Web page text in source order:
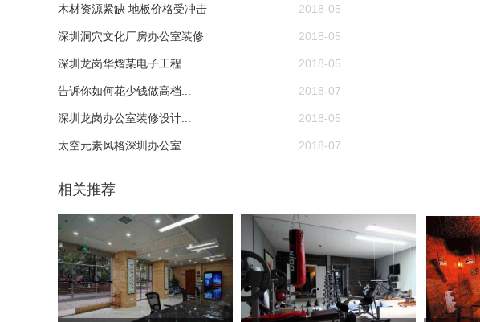
木材资源紧缺 地板价格受冲击 2018-05
深圳洞穴文化厂房办公室装修 2018-05
深圳龙岗华熠某电子工程... 2018-05
告诉你如何花少钱做高档... 2018-07
深圳龙岗办公室装修设计... 2018-05
太空元素风格深圳办公室... 2018-07
相关推荐